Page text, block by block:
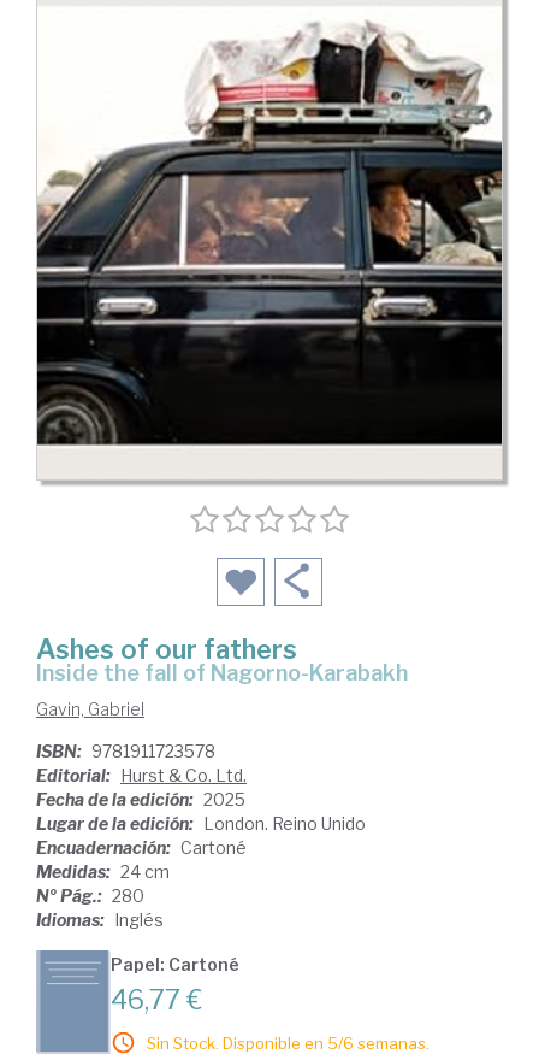
Ashes of our fathers
inside the fall of Nagorno-Karabakh
Gavin, Gabriel
ISBN: 9781911723578
Editorial: Hurst & Co. Ltd.
Fecha de la edición: 2025
Lugar de la edición: London. Reino Unido
Encuadernación: Cartoné
Medidas: 24 cm
Nº Pág.: 280
Idiomas: Inglés
Papel: Cartoné
46,77 €
Sin Stock. Disponible en 5/6 semanas.